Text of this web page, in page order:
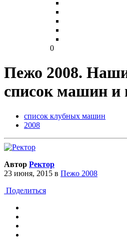
0
Пежо 2008.
список машин и
список клубных машин
2008
Автор Ректор
23 июня, 2015 в Пежо 2008
Поделиться